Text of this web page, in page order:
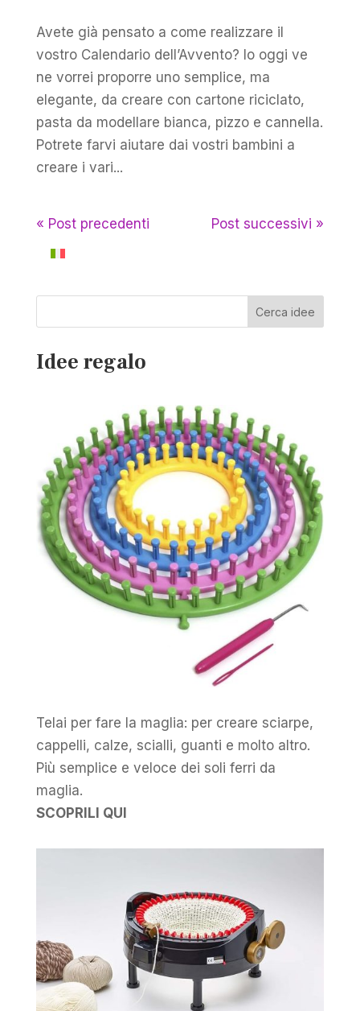
Avete già pensato a come realizzare il
vostro Calendario dell’Avvento? Io oggi ve
ne vorrei proporre uno semplice, ma
elegante, da creare con cartone riciclato,
pasta da modellare bianca, pizzo e cannella.
Potrete farvi aiutare dai vostri bambini a
creare i vari...
« Post precedenti Post successivi »
Cerca idee
Idee regalo
Telai per fare la maglia: per creare sciarpe,
cappelli, calze, scialli, guanti e molto altro.
Più semplice e veloce dei soli ferri da
maglia.
SCOPRILI QUI